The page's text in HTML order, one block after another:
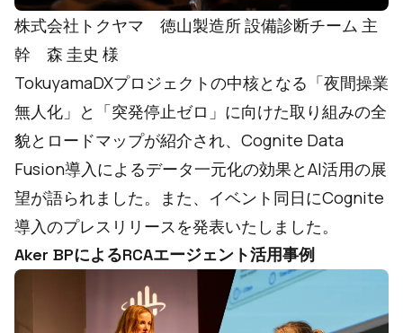
株式会社トクヤマ 徳山製造所 設備診断チーム 主
幹 森 圭史 様
TokuyamaDXプロジェクトの中核となる「夜間操業
無人化」と「突発停止ゼロ」に向けた取り組みの全
貌とロードマップが紹介され、Cognite Data
Fusion導入によるデータ一元化の効果とAI活用の展
望が語られました。また、イベント同日にCognite
導入のプレスリリースを発表いたしました。
Aker BPによるRCAエージェント活用事例